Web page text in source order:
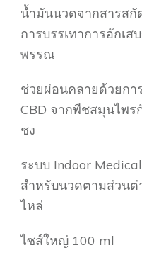
น้ำมันนวดจากสารส
การบรรเทาการอักเ
พรรณ
ช่วยผ่อนคลายด้วยกา
CBD จากพืชสมุนไพ
ชง
ระบบ Indoor
สำหรับนวดตามส่วนต่
ไหล่
ไซส์ใหญ่ 100 ml